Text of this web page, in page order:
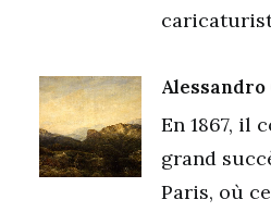
En 1867, il
grand
Paris, où